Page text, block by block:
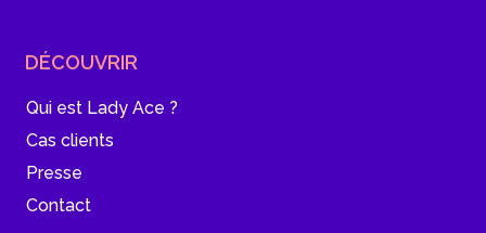
DÉCOUVRIR
Qui est Lady Ace ?
Cas clients
Presse
Contact